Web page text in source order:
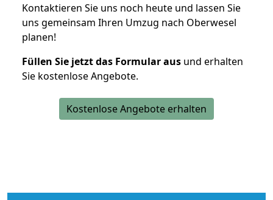
Kontaktieren Sie uns noch heute und lassen Sie
uns gemeinsam Ihren Umzug nach Oberwesel
planen!
Füllen Sie jetzt das Formular aus und erhalten
Sie kostenlose Angebote.
Kostenlose Angebote erhalten